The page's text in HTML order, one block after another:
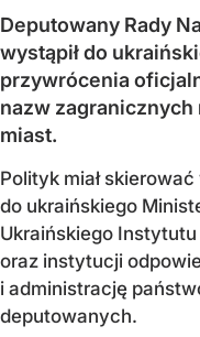
Deputowany Rady
wystąpił do
przywrócenia
nazw
miast.
Polityk miał
do ukraińskiego
Ukraińskiego
oraz instytucji
i administrację
deputowanych.